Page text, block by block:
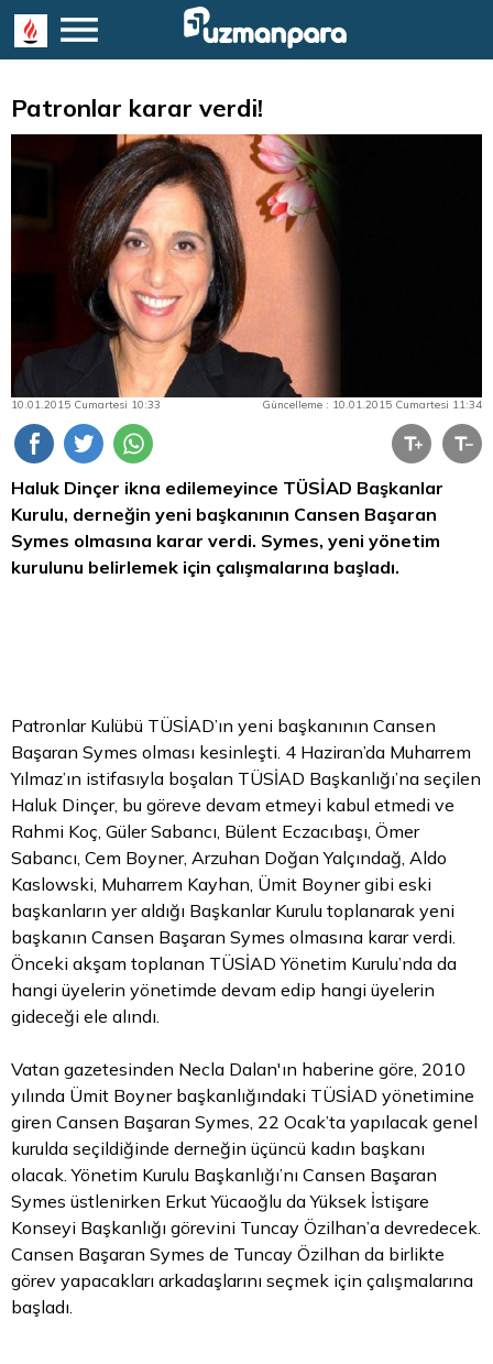
Patronlar karar verdi!
10.01.2015 Cumartesi 10:33 Güncelleme : 10.01.2015 Cumartesi 11:34
Haluk Dinçer ikna edilemeyince TÜSİAD Başkanlar
Kurulu, derneğin yeni başkanının Cansen Başaran
Symes olmasına karar verdi. Symes, yeni yönetim
kurulunu belirlemek için çalışmalarına başladı.
Patronlar Kulübü TÜSİAD’ın yeni başkanının Cansen
Başaran Symes olması kesinleşti. 4 Haziran’da Muharrem
Yılmaz’ın istifasıyla boşalan TÜSİAD Başkanlığı’na seçilen
Haluk Dinçer, bu göreve devam etmeyi kabul etmedi ve
Rahmi Koç, Güler Sabancı, Bülent Eczacıbaşı, Ömer
Sabancı, Cem Boyner, Arzuhan Doğan Yalçındağ, Aldo
Kaslowski, Muharrem Kayhan, Ümit Boyner gibi eski
başkanların yer aldığı Başkanlar Kurulu toplanarak yeni
başkanın Cansen Başaran Symes olmasına karar verdi.
Önceki akşam toplanan TÜSİAD Yönetim Kurulu’nda da
hangi üyelerin yönetimde devam edip hangi üyelerin
gideceği ele alındı.
Vatan gazetesinden Necla Dalan'ın haberine göre, 2010
yılında Ümit Boyner başkanlığındaki TÜSİAD yönetimine
giren Cansen Başaran Symes, 22 Ocak’ta yapılacak genel
kurulda seçildiğinde derneğin üçüncü kadın başkanı
olacak. Yönetim Kurulu Başkanlığı’nı Cansen Başaran
Symes üstlenirken Erkut Yücaoğlu da Yüksek İstişare
Konseyi Başkanlığı görevini Tuncay Özilhan’a devredecek.
Cansen Başaran Symes de Tuncay Özilhan da birlikte
görev yapacakları arkadaşlarını seçmek için çalışmalarına
başladı.